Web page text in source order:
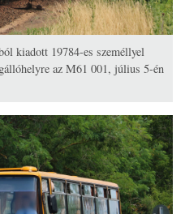
kiadott 19784-es személlyel
az M61 001, július 5-én